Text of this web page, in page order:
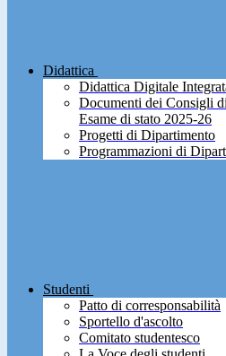
Didattica
Didattica Digitale
Documenti dei Consigli
Esame di stato 2025-26
Progetti di Dipartimento
Programmazioni di
Studenti
Patto di corresponsabilità
Sportello d'ascolto
Comitato studentesco